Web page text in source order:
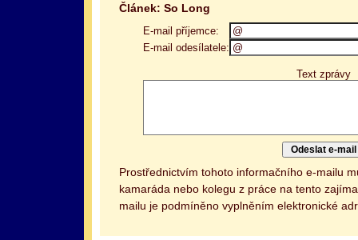
Článek: So Long
E-mail příjemce:
E-mail odesílatele:
Text zprávy
Prostřednictvím tohoto informačního e-mailu
kamaráda nebo kolegu z práce na tento
mailu je podmíněno vyplněním elektronické